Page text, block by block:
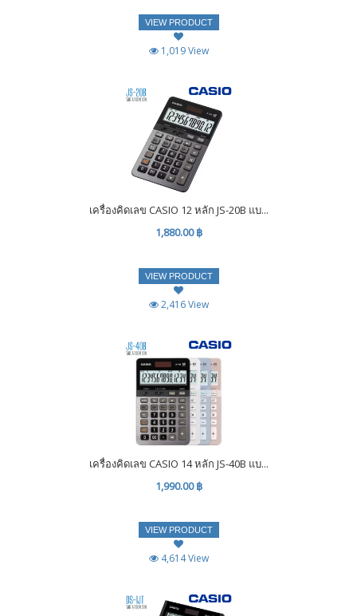
VIEW PRODUCT
1,019 View
เครื่องคิดเลข CASIO 12 หลัก JS-20B แบ...
1,880.00 ฿
VIEW PRODUCT
2,416 View
เครื่องคิดเลข CASIO 14 หลัก JS-40B แบ...
1,990.00 ฿
VIEW PRODUCT
4,614 View